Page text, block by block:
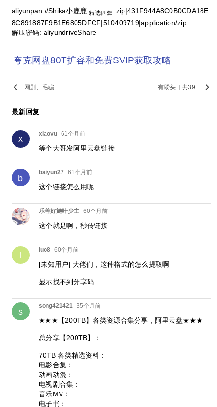
aliyunpan://Shika小鹿鹿精选四套
.zip|431F944A8C0B0CDA18E
8C891887F9B1E6805DFCF|510409719|application/zip
解压密码: aliyundriveShare
夸克网盘80T扩容和免费SVIP获取攻略
keyboard_arrow_left 网剧、毛骗 有盼头｜共39.. keyboard_arrow_right
最新回复
x
xiaoyu 61个月前
等个大哥发阿里云盘链接
b
baiyun27 61个月前
这个链接怎么用呢
乐善好施叶少主 60个月前
这个就是啊，秒传链接
l
luo8 60个月前
[未知用户] 大佬们，这种格式的怎么提取啊
显示找不到分享码
s
song421421 35个月前
★★★【200TB】各类资源合集分享，阿里云盘★★★
总分享【200TB】：
70TB 各类精选资料：
电影合集：
动画动漫：
电视剧合集：
音乐MV：
电子书：